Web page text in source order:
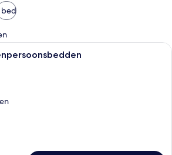
bed
Een moderne hotelkamer met een